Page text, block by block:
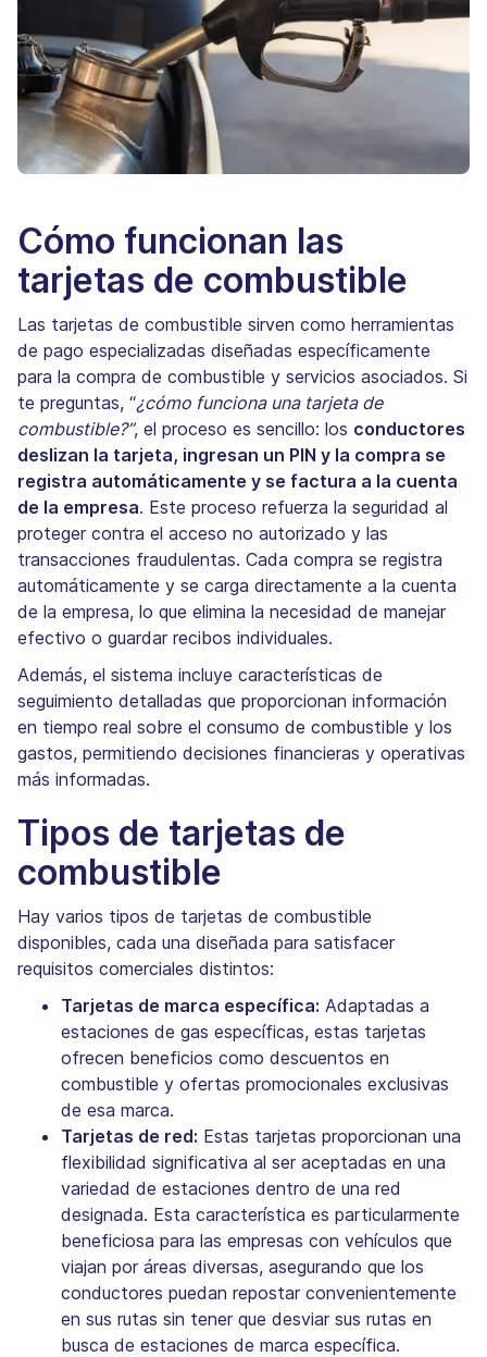
Cómo funcionan las
tarjetas de combustible
Las tarjetas de combustible sirven como herramientas
de pago especializadas diseñadas específicamente
para la compra de combustible y servicios asociados. Si
te preguntas, “¿cómo funciona una tarjeta de
combustible?”, el proceso es sencillo: los conductores
deslizan la tarjeta, ingresan un PIN y la compra se
registra automáticamente y se factura a la cuenta
de la empresa. Este proceso refuerza la seguridad al
proteger contra el acceso no autorizado y las
transacciones fraudulentas. Cada compra se registra
automáticamente y se carga directamente a la cuenta
de la empresa, lo que elimina la necesidad de manejar
efectivo o guardar recibos individuales.
Además, el sistema incluye características de
seguimiento detalladas que proporcionan información
en tiempo real sobre el consumo de combustible y los
gastos, permitiendo decisiones financieras y operativas
más informadas.
Tipos de tarjetas de
combustible
Hay varios tipos de tarjetas de combustible
disponibles, cada una diseñada para satisfacer
requisitos comerciales distintos:
Tarjetas de marca específica: Adaptadas a
estaciones de gas específicas, estas tarjetas
ofrecen beneficios como descuentos en
combustible y ofertas promocionales exclusivas
de esa marca.
Tarjetas de red: Estas tarjetas proporcionan una
flexibilidad significativa al ser aceptadas en una
variedad de estaciones dentro de una red
designada. Esta característica es particularmente
beneficiosa para las empresas con vehículos que
viajan por áreas diversas, asegurando que los
conductores puedan repostar convenientemente
en sus rutas sin tener que desviar sus rutas en
busca de estaciones de marca específica.